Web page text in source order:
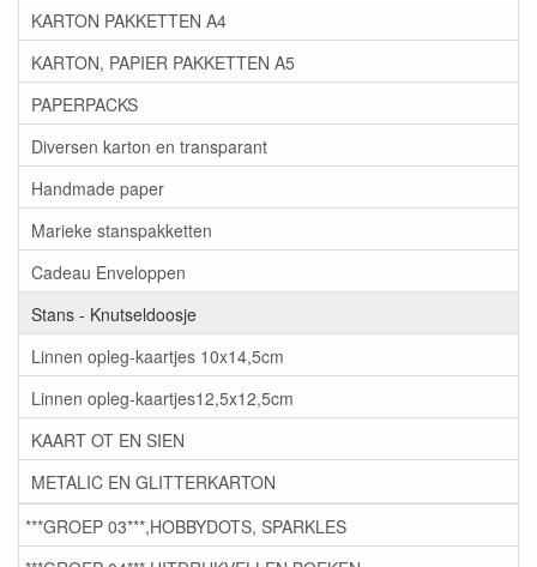
KARTON PAKKETTEN A4
KARTON, PAPIER PAKKETTEN A5
PAPERPACKS
Diversen karton en transparant
Handmade paper
Marieke stanspakketten
Cadeau Enveloppen
Stans - Knutseldoosje
Linnen opleg-kaartjes 10x14,5cm
Linnen opleg-kaartjes12,5x12,5cm
KAART OT EN SIEN
METALIC EN GLITTERKARTON
***GROEP 03***,HOBBYDOTS, SPARKLES